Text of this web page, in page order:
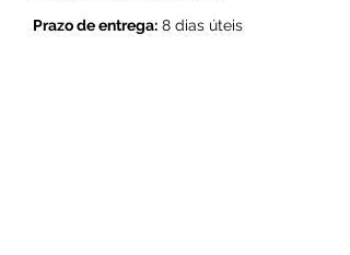
Prazo de entrega: 8 dias úteis